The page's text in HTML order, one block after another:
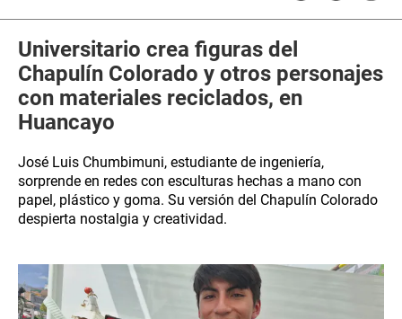
Universitario crea figuras del
Chapulín Colorado y otros personajes
con materiales reciclados, en
Huancayo
José Luis Chumbimuni, estudiante de ingeniería,
sorprende en redes con esculturas hechas a mano con
papel, plástico y goma. Su versión del Chapulín Colorado
despierta nostalgia y creatividad.